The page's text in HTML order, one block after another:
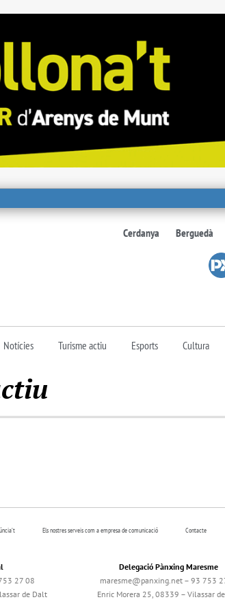
Cerdanya Berguedà
Notícies Turisme actiu Esports Cultura
Els nostres serveis com a empresa de comunicació Contacte
27 08
de Dalt
Delegació Pànxing Maresme
maresme@panxing.net – 93 753
Enric Morera 25, 08339 – Vilassar